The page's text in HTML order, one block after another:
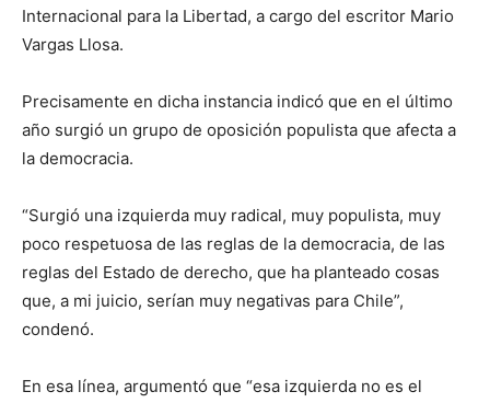
Internacional para la Libertad, a cargo del escritor Mario
Vargas Llosa.
Precisamente en dicha instancia indicó que en el último
año surgió un grupo de oposición populista que afecta a
la democracia.
“Surgió una izquierda muy radical, muy populista, muy
poco respetuosa de las reglas de la democracia, de las
reglas del Estado de derecho, que ha planteado cosas
que, a mi juicio, serían muy negativas para Chile”,
condenó.
En esa línea, argumentó que “esa izquierda no es el